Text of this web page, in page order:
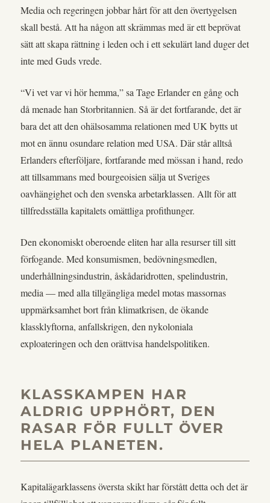
Media och regeringen jobbar hårt för att den övertygelsen
skall bestå. Att ha någon att skrämmas med är ett beprövat
sätt att skapa rättning i leden och i ett sekulärt land duger det
inte med Guds vrede.
“Vi vet var vi hör hemma,” sa Tage Erlander en gång och
då menade han Storbritannien. Så är det fortfarande, det är
bara det att den ohälsosamma relationen med UK bytts ut
mot en ännu osundare relation med USA. Där står alltså
Erlanders efterföljare, fortfarande med mössan i hand, redo
att tillsammans med bourgeoisien sälja ut Sveriges
oavhängighet och den svenska arbetarklassen. Allt för att
tillfredsställa kapitalets omättliga profithunger.
Den ekonomiskt oberoende eliten har alla resurser till sitt
förfogande. Med konsumismen, bedövningsmedlen,
underhållningsindustrin, åskådaridrotten, spelindustrin,
media — med alla tillgängliga medel motas massornas
uppmärksamhet bort från klimatkrisen, de ökande
klassklyftorna, anfallskrigen, den nykoloniala
exploateringen och den orättvisa handelspolitiken.
KLASSKAMPEN HAR
ALDRIG UPPHÖRT, DEN
RASAR FÖR FULLT ÖVER
HELA PLANETEN.
Kapitalägarklassens översta skikt har förstått detta och det är